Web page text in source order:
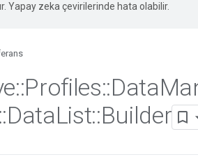
Yapay zeka çevirilerinde hata olabilir.
::Profiles::Data
::DataList::Builder